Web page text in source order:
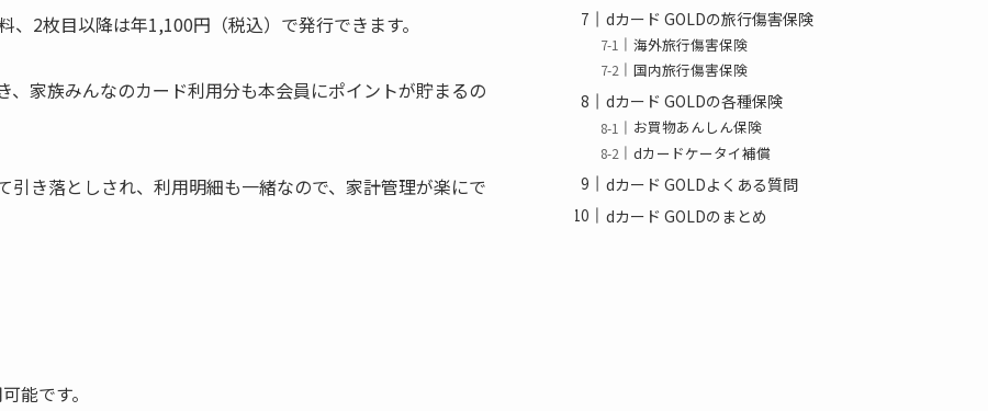
、2枚目以降は年1,100円（税込） で発行できます。
家族みんなのカード利用分も本会員にポイントが貯まるの
き落としされ、利用明細も一緒なので、家計管理が楽にで
能です。
dカード GOLDの旅行傷害保険
海外旅行傷害保険
国内旅行傷害保険
dカード GOLDの各種保険
お買物あんしん保険
dカードケータイ補償
dカード GOLDよくある質問
dカード GOLDのまとめ